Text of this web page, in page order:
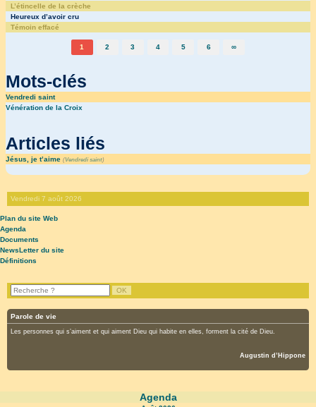
L’étincelle de la crèche
Heureux d’avoir cru
Témoin effacé
1 2 3 4 5 6 ∞
Mots-clés
Vendredi saint
Vénération de la Croix
Articles liés
Jésus, je t’aime (Vendredi saint)
Vendredi 7 août 2026
Plan du site Web
Agenda
Documents
NewsLetter du site
Définitions
Parole de vie
Les personnes qui s’aiment et qui aiment Dieu qui habite en elles, forment la cité de Dieu.
Augustin d’Hippone
Agenda